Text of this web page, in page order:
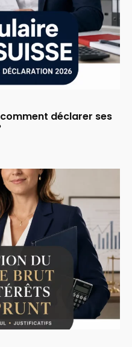
comment déclarer ses